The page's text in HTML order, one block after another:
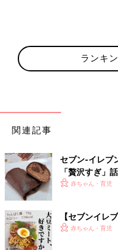
セブンイレブンの食
ラダランチに！ランキ
関連記事
セブン-イレブ
「贅沢すぎ」
赤ちゃん・育児
【セブンイレ
赤ちゃん・育児